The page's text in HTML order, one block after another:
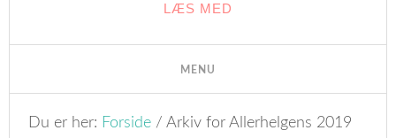
LÆS MED
Du er her: Forside / Arkiv for Allerhelgens 2019